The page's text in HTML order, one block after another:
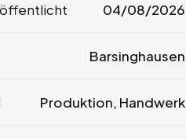
04/08/2026
Barsinghausen
Produktion, Handwerk